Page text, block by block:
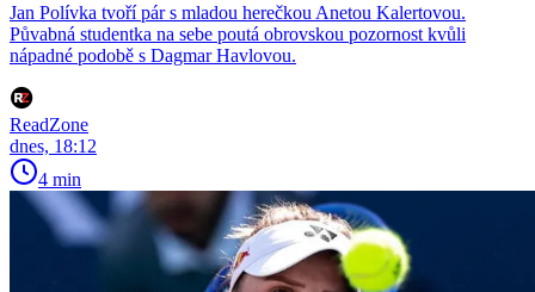
Jan Polívka tvoří pár s mladou herečkou Anetou Kalertovou.
Půvabná studentka na sebe poutá obrovskou pozornost kvůli
nápadné podobě s Dagmar Havlovou.
ReadZone
dnes, 18:12
4 min